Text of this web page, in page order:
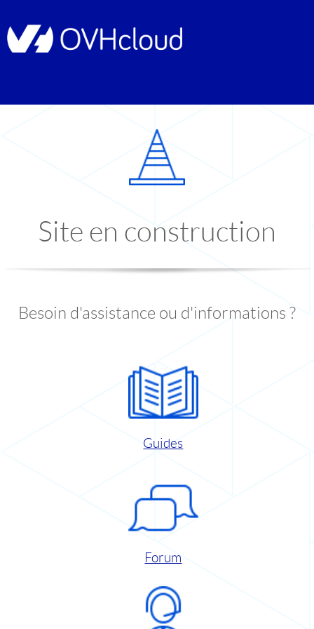
Site en construction
Besoin d'assistance ou d'informations ?
Guides
Forum